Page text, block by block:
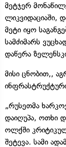
მეტჯერ
ლიკვიდაციაში,
მეტი იყო
სამძიმარს
დაწერა
მისი ცნობით,,
„რუსეთმა
დაიღუპა, ოთხი
ოლქში
შეტევა. სამი